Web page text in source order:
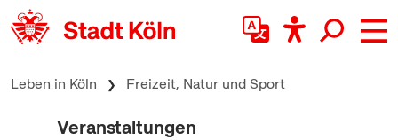
zum Inhalt springen
Leben in Köln Freizeit, Natur und Sport
Veranstaltungen